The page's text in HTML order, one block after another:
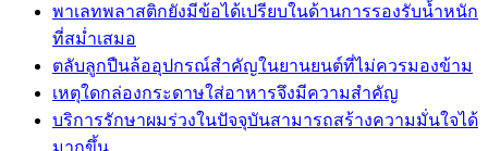
พาเลทพลาสติกยังมีข้อได้เปรียบในด้านการรองรับน้ำหนัก
ที่สม่ำเสมอ
ตลับลูกปืนล้ออุปกรณ์สำคัญในยานยนต์ที่ไม่ควรมองข้าม
เหตุใดกล่องกระดาษใส่อาหารจึงมีความสำคัญ
บริการรักษาผมร่วงในปัจจุบันสามารถสร้างความมั่นใจได้
มากขึ้น